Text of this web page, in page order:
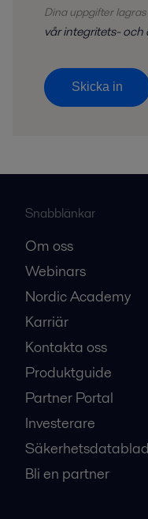
Dina uppgifter
vår integritets-
Skicka in
Snabblänkar
Om oss
Webinars
Nordic Academy
Karriär
Kontakta oss
Produktguide
Partner Portal
Investerare
Säkerhetsdatablad
Bli en partner